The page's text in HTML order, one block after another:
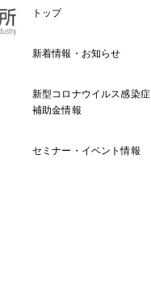
トップ
新着情報・お知らせ
新型コロナウイルス感染症
補助金情報
セミナー・イベント情報